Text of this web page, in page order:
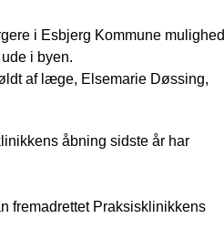
i Esbjerg Kommune mulighed
i byen.
af læge, Elsemarie Døssing,
åbning sidste år har
fremadrettet Praksisklinikkens